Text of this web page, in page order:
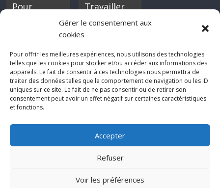
Gérer le consentement aux
cookies
Pour offrir les meilleures expériences, nous utilisons des technologies
telles que les cookies pour stocker et/ou accéder aux informations des
appareils. Le fait de consentir à ces technologies nous permettra de
traiter des données telles que le comportement de navigation ou les ID
uniques sur ce site. Le fait de ne pas consentir ou de retirer son
consentement peut avoir un effet négatif sur certaines caractéristiques
et fonctions.
Accepter
Refuser
Voir les préférences
Pour
discothèque
Travailler
Si tu souhaites
Rocknfool, n'hésite
pas à nous envoyer
tes chroniques de
concerts, de films,
séries ou des billets
d'humeur :
net